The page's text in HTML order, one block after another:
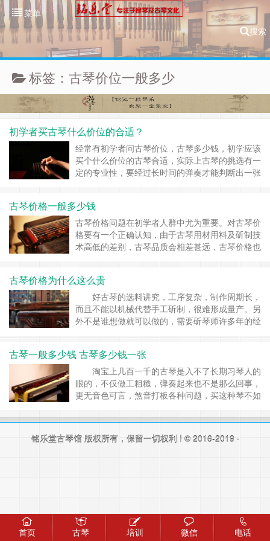
菜单
搜索
标签：古琴价位一般多少
初学者买古琴什么价位的合适？
经常有初学者问古琴价位，古琴多少钱，初学应该
买个什么价位的古琴合适，实际上古琴的挑选有一
定的专业性，要经过长时间的弹奏才能判断出一张
古琴价格一般多少钱
古琴价格问题在初学者人群中尤为重要。对古琴价
格要有一个正确认知，由于古琴用材用料及斫制技
术高低的差别，古琴品质会相差甚远，古琴价格也
想而知，并不是价格越低性价比越高。...
古琴价格为什么这么贵
好古琴的选料讲究，工序复杂，制作周期长，
而且不能以机械代替手工斫制，很难形成量产。另
外不是谁想做就可以做的，需要斫琴师许多年的经
古琴一般多少钱 古琴多少钱一张
淘宝上几百一千的古琴是入不了长期习琴人的
眼的，不仅做工粗糙，弹奏起来也不是那么回事，
更无音色可言，煞音打板各种问题，买这种琴不如
铭乐堂古琴馆版权所有，保留一切权利 ! © 2016-2019 ·
首页 古琴 培训 微信 电话